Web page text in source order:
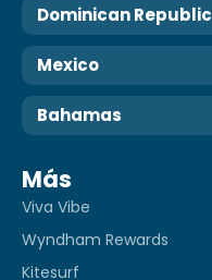
Dominican Republic
Mexico
Bahamas
Más
Viva Vibe
Wyndham Rewards
Kitesurf